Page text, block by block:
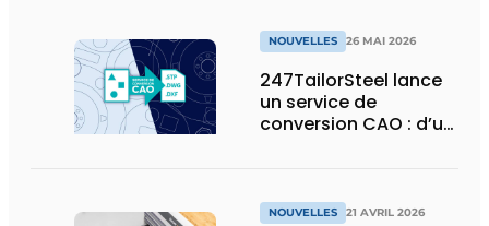
NOUVELLES 26 MAI 2026
247TailorSteel lance
un service de
conversion CAO : d’un
NOUVELLES 21 AVRIL 2026